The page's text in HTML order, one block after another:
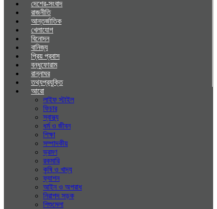
দেশের-সংবাদ
রাজনীতি
আন্তর্জাতিক
খেলাযোগ
বিনোদন
বানিজ্য
প্রিয় প্রবাস
বন্ধুফোরাম
রান্নাঘর
তথ্যপ্রযুক্তি
আরো
লাইফ স্টাইল
ফিচার
স্বাস্থ্য
ধর্ম ও জীবন
শিক্ষা
সম্পাদকীয়
ভ্রমণ
রকমারি
কৃষি ও খাদ্য
ফ্যাশন
আইন ও অপরাধ
নিরাপদ সড়ক
শিশুমেলা